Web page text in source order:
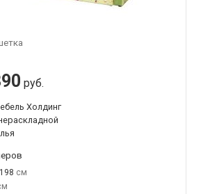
руб.
Холдинг